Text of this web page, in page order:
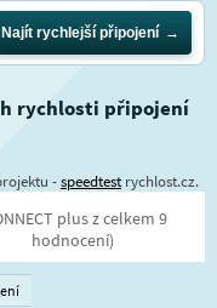
Najít rychlejší připojení
rychlosti připojení
-speedtestrychlost.cz.
plusz celkem 9
hodnocení)